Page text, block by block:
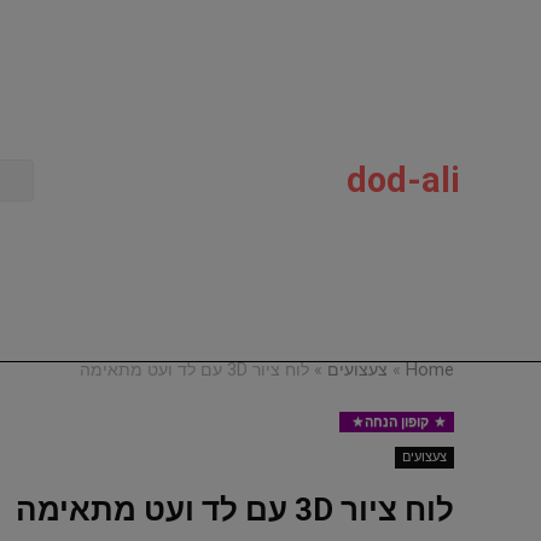
dod-ali
Home
» צעצועים » לוח ציור 3D עם לד ועט מתאימה
קופון הנחה
צעצועים
לוח ציור 3D עם לד ועט מתאימה